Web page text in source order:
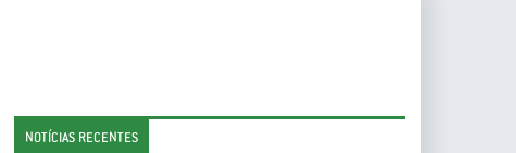
NOTÍCIAS RECENTES